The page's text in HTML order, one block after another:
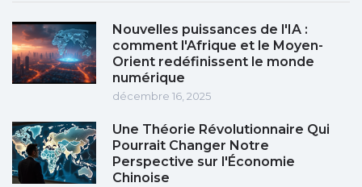
Nouvelles puissances de l'IA :
comment l'Afrique et le Moyen-
Orient redéfinissent le monde
numérique
décembre 16, 2025
Une Théorie Révolutionnaire Qui
Pourrait Changer Notre
Perspective sur l'Économie
Chinoise